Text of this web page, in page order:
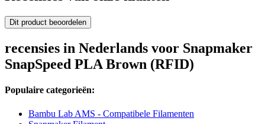
Dit product beoordelen
recensies in Nederlands voor Snapmaker
SnapSpeed PLA Brown (RFID)
Populaire categorieën:
Bambu Lab AMS - Compatibele Filamenten